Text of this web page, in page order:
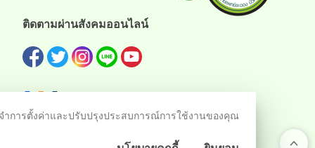
ติดตามผ่านสังคมออนไลน์
ำการตั้งค่าและปรับปรุงประสบการณ์การใช้งานของคุณ